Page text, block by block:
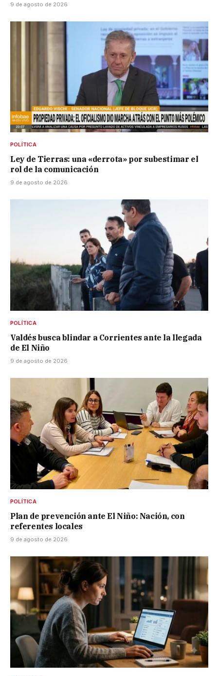
9 de agosto de 2026
POLÍTICA
Ley de Tierras: una «derrota» por subestimar el
rol de la comunicación
9 de agosto de 2026
POLÍTICA
Valdés busca blindar a Corrientes ante la llegada
de El Niño
9 de agosto de 2026
POLÍTICA
Plan de prevención ante El Niño: Nación, con
referentes locales
9 de agosto de 2026